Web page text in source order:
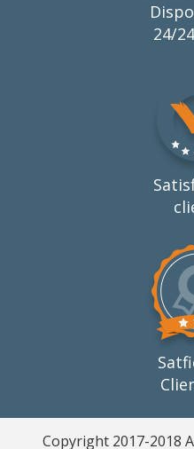
24/
Copyright 2017-2018